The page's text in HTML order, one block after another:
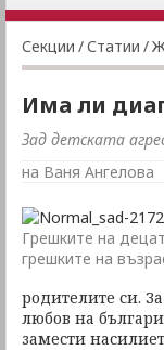
Секции /Статии /
Има ли
Зад детската
на Ваня Ангелова
Грешките на
грешките на
родителите си.
любов на
замести